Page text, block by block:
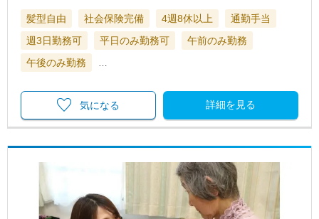
髪型自由 社会保険完備 4週8休以上
通勤手当
週3日勤務可
平日のみ勤務可
午前のみ勤務
午後のみ勤務
…
詳細を見る
気になる